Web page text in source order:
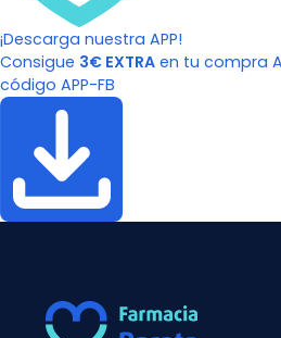
¡Descarga nuestra APP!
Consigue 3€ EXTRA en tu compra
código APP-FB